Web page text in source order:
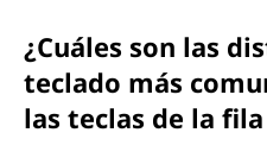
¿Cuáles son las
teclado más
las teclas de la